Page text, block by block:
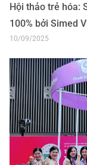
Hội thảo trẻ hóa:
100% bởi Simed
10/09/2025